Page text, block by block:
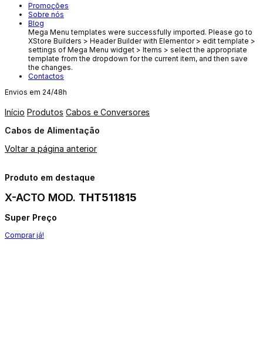
Promoções
Sobre nós
Blog
Mega Menu templates were successfully imported. Please go to
XStore Builders > Header Builder with Elementor > edit template >
settings of Mega Menu widget > Items > select the appropriate
template from the dropdown for the current item, and then save
the changes.
Contactos
Envios em 24/48h
Início Produtos Cabos e Conversores
Cabos de Alimentação
Voltar a página anterior
Produto em destaque
X-ACTO MOD. THT511815
Super Preço
Comprar já!